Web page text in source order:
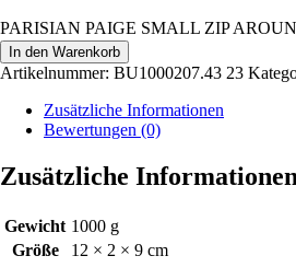
PARISIAN PAIGE SMALL ZIP
In den Warenkorb
Artikelnummer: BU1000207.43 23
Zusätzliche Informationen
Bewertungen (0)
Zusätzliche Informationen
Gewicht 1000 g
Größe
12 × 2 × 9 cm